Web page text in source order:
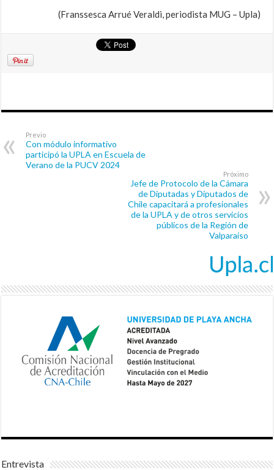
(Franssesca Arrué Veraldi, periodista MUG – Upla)
Previo
Con módulo informativo
participó la UPLA en Escuela de
Verano de la PUCV 2024
Próximo
Jefe de Protocolo de la Cámara
de Diputadas y Diputados de
Chile capacitará a profesionales
de la UPLA y de otros servicios
públicos de la Región de
Valparaíso
Entrevista